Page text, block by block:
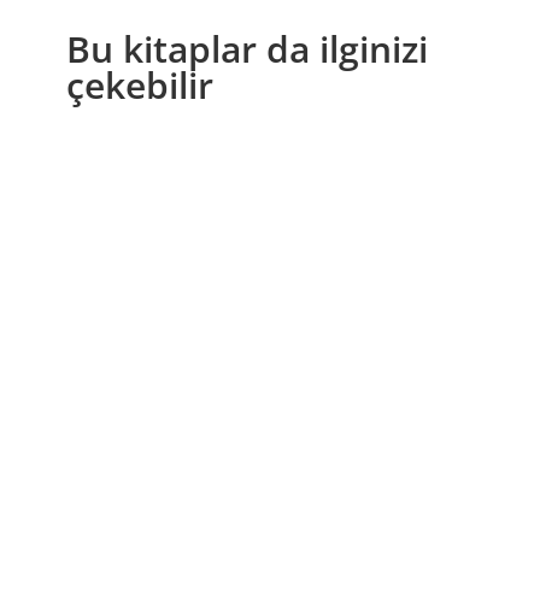
Bu kitaplar da ilginizi
çekebilir